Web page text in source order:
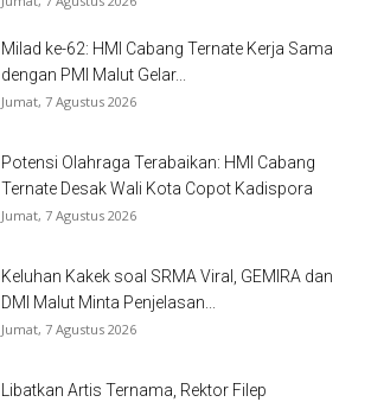
Milad ke-62: HMI Cabang Ternate Kerja Sama
dengan PMI Malut Gelar...
Jumat, 7 Agustus 2026
Potensi Olahraga Terabaikan: HMI Cabang
Ternate Desak Wali Kota Copot Kadispora
Jumat, 7 Agustus 2026
Keluhan Kakek soal SRMA Viral, GEMIRA dan
DMI Malut Minta Penjelasan...
Jumat, 7 Agustus 2026
Libatkan Artis Ternama, Rektor Filep